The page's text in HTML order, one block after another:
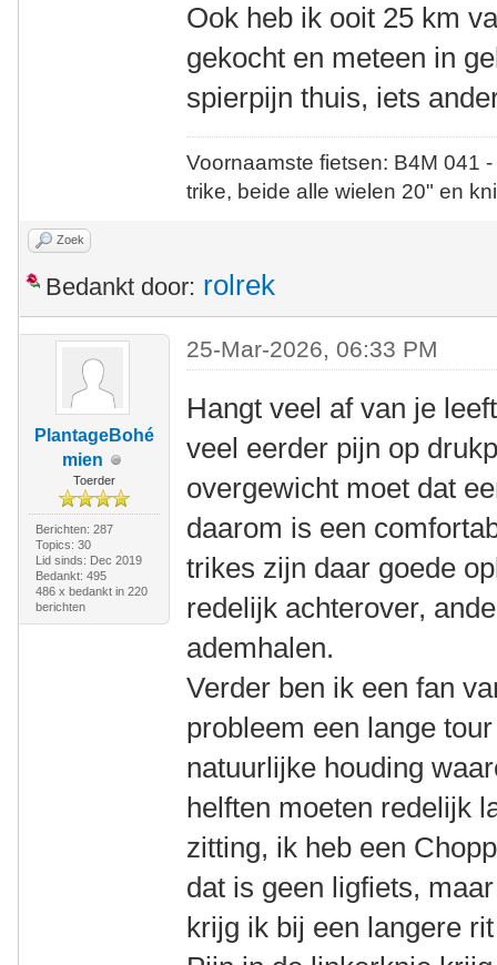
Ook heb ik ooit 25 km
gekocht en meteen in
spierpijn thuis, iets
Voornaamste fietsen: B4M
trike, beide alle wielen 20" en
Zoek
Bedankt door: rolrek
PlantageBohé
mien
Toerder
Berichten: 287
Topics: 30
Lid sinds: Dec 2019
Bedankt: 495
486 x bedankt in 220
berichten
25-Mar-2026, 06:33 PM
Hangt veel af van je
veel eerder pijn op
overgewicht moet dat
daarom is een
trikes zijn daar goede
redelijk achterover,
ademhalen.
Verder ben ik een fan
probleem een lange
natuurlijke houding
helften moeten redelijk
zitting, ik heb een
dat is geen ligfiets,
krijg ik bij een langere